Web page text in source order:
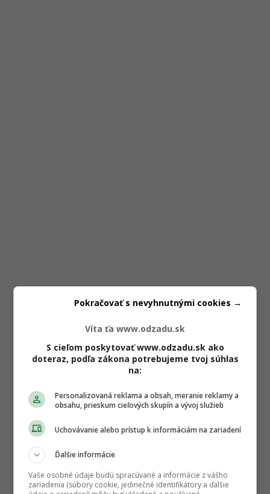
Víta ťa www.odzadu.sk
S cieľom poskytovať www.odzadu.sk ako
doteraz, podľa zákona potrebujeme tvoj súhlas
na:
Personalizovaná reklama a obsah, meranie reklamy a
obsahu, prieskum cieľových skupín a vývoj služieb
Uchovávanie alebo prístup k informáciám na zariadení
Ďalšie informácie
Vaše osobné údaje budú spracúvané a informácie z vášho
zariadenia (súbory cookie, jedinečné identifikátory a ďalšie
Pokračovať s nevyhnutnými cookies →